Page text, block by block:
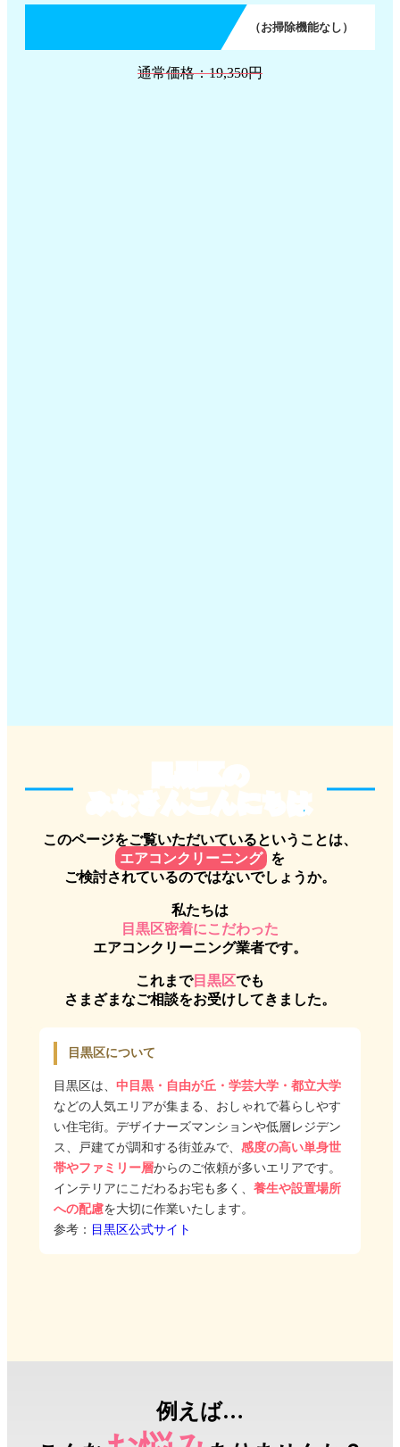
（お掃除機能なし）
通常価格：19,350円
このページをご覧いただいているということは、
エアコンクリーニング を
ご検討されているのではないでしょうか。
私たちは
目黒区密着にこだわった
エアコンクリーニング業者です。
これまで目黒区でも
さまざまなご相談をお受けしてきました。
目黒区について
目黒区は、 中目黒・自由が丘・学芸大学・都立大学
などの人気エリアが集まる、おしゃれで暮らしやす
い住宅街。デザイナーズマンションや低層レジデン
ス、戸建てが調和する街並みで、 感度の高い単身世
帯やファミリー層からのご依頼が多いエリアです。
インテリアにこだわるお宅も多く、 養生や設置場所
への配慮を大切に作業いたします。
参考： 目黒区公式サイト
例えば…